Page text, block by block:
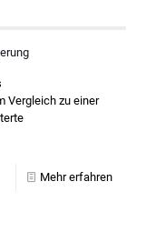
Vergleich zu einer
Mehr erfahren